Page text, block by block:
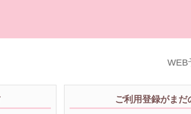
WEB
ご利用登録がまだ